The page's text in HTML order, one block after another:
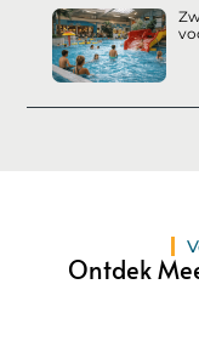
Ontdek